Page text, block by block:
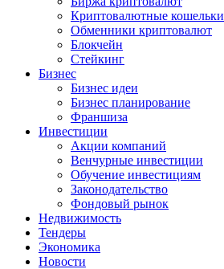
Криптовалютные кошельки
Обменники криптовалют
Блокчейн
Стейкинг
Бизнес
Бизнес идеи
Бизнес планирование
Франшиза
Инвестиции
Акции компаний
Венчурные инвестиции
Обучение инвестициям
Законодательство
Фондовый рынок
Недвижимость
Тендеры
Экономика
Новости